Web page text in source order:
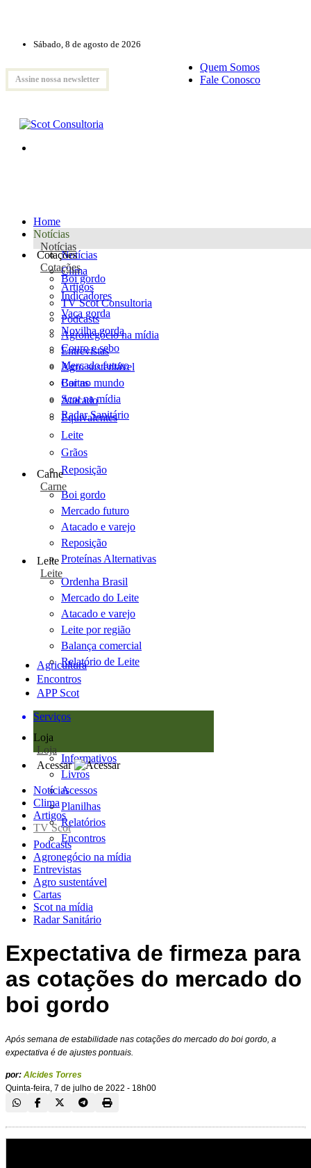
Sábado, 8 de agosto de 2026
Assine nossa newsletter
Quem Somos
Fale Conosco
Home
Notícias
Notícias
Notícias
Clima
Artigos
TV Scot Consultoria
Podcasts
Agronegócio na mídia
Entrevistas
Agro sustentável
Cartas
Scot na mídia
Radar Sanitário
Cotações
Cotações
Boi gordo
Indicadores
Vaca gorda
Novilha gorda
Couro e sebo
Mercado futuro
Boi no mundo
Atacado
Equivalentes
Leite
Grãos
Reposição
Carne
Carne
Boi gordo
Mercado futuro
Atacado e varejo
Reposição
Proteínas Alternativas
Leite
Leite
Ordenha Brasil
Mercado do Leite
Atacado e varejo
Leite por região
Balança comercial
Relatório de Leite
Agricultura
Encontros
APP Scot
Serviços
Loja
Loja
Informativos
Livros
Acessos
Planilhas
Relatórios
Encontros
Acessar
Notícias
Clima
Artigos
TV Scot
Podcasts
Agronegócio na mídia
Entrevistas
Agro sustentável
Cartas
Scot na mídia
Radar Sanitário
Expectativa de firmeza para
as cotações do mercado do
boi gordo
Após semana de estabilidade nas cotações do mercado do boi gordo, a
expectativa é de ajustes pontuais.
por: Alcides Torres
Quinta-feira, 7 de julho de 2022 - 18h00